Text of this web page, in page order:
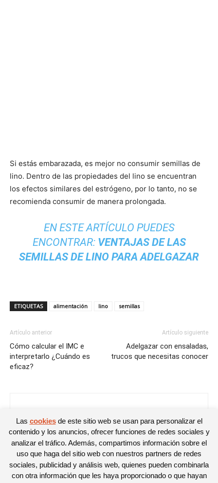
Si estás embarazada, es mejor no consumir semillas de
lino. Dentro de las propiedades del lino se encuentran
los efectos similares del estrógeno, por lo tanto, no se
recomienda consumir de manera prolongada.
EN ESTE ARTÍCULO PUEDES
ENCONTRAR: VENTAJAS DE LAS
SEMILLAS DE LINO PARA ADELGAZAR
ETIQUETAS alimentación lino semillas
Artículo anterior
Cómo calcular el IMC e
interpretarlo ¿Cuándo es
eficaz?
Artículo siguiente
Adelgazar con ensaladas,
trucos que necesitas conocer
Las cookiesde este sitio web se usan para personalizar el
contenido y los anuncios, ofrecer funciones de redes sociales y
analizar el tráfico. Además, compartimos información sobre el
uso que haga del sitio web con nuestros partners de redes
sociales, publicidad y análisis web, quienes pueden combinarla
con otra información que les haya proporcionado o que hayan